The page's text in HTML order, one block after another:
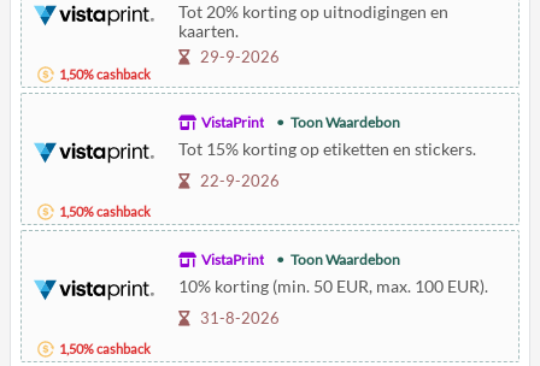
1,50% cashback
Tot 20% korting op uitnodigingen en
kaarten.
29-9-2026
1,50% cashback
VistaPrint Toon Waardebon
Tot 15% korting op etiketten en stickers.
22-9-2026
1,50% cashback
VistaPrint Toon Waardebon
10% korting (min. 50 EUR, max. 100 EUR).
31-8-2026